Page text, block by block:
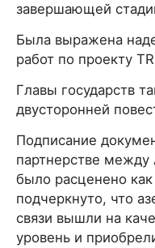
завершающей
Была выражена
работ по проекту
Главы государств
двусторонней
Подписание
партнерстве
было расценено
подчеркнуто, что
связи вышли на
уровень и